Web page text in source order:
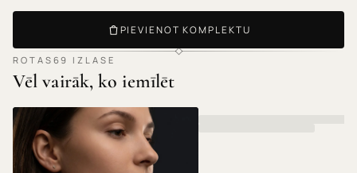
PIEVIENOT KOMPLEKTU
ROTAS69 IZLASE
Vēl vairāk, ko iemīlēt